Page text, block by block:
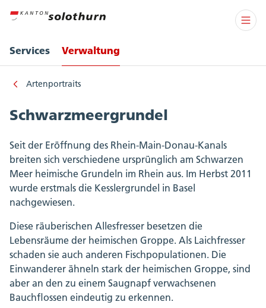
Services Verwaltung
Artenportraits
Schwarzmeergrundel
Seit der Eröffnung des Rhein-Main-Donau-Kanals
breiten sich verschiedene ursprünglich am Schwarzen
Meer heimische Grundeln im Rhein aus. Im Herbst 2011
wurde erstmals die Kesslergrundel in Basel
nachgewiesen.
Diese räuberischen Allesfresser besetzen die
Lebensräume der heimischen Groppe. Als Laichfresser
schaden sie auch anderen Fischpopulationen. Die
Einwanderer ähneln stark der heimischen Groppe, sind
aber an den zu einem Saugnapf verwachsenen
Bauchflossen eindeutig zu erkennen.